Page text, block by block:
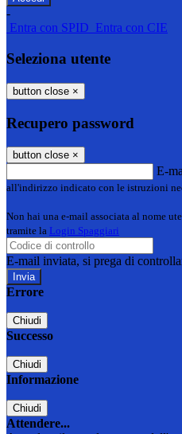
-
Entra con SPID Entra con CIE
Seleziona utente
button close ×
Recupero password
button close ×
E-
all'indirizzo indicato con le istruzioni
Non hai una e-mail associata al nome
tramite la Login Spaggiari
E-mail inviata, si prega di
Errore
Chiudi
Successo
Chiudi
Informazione
Chiudi
Attendere...